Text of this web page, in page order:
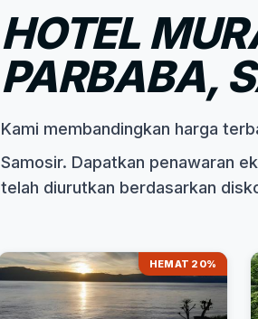
HOTEL
PARBABA,
Kami membandingkan harga
Samosir. Dapatkan penawaran
telah diurutkan berdasarkan
HEMAT 20%